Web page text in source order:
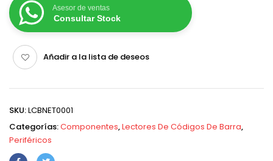
Asesor de ventas
Consultar Stock
Añadir a la lista de deseos
SKU:LCBNET0001
Categorías:Componentes,Lectores De Códigos De Barra,
Periféricos